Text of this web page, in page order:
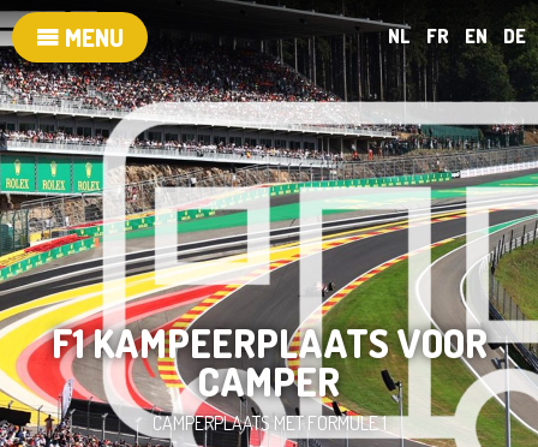
MENU NL FR EN DE
F1 KAMPEERPLAATS VOOR
CAMPER
CAMPERPLAATS MET FORMULE 1